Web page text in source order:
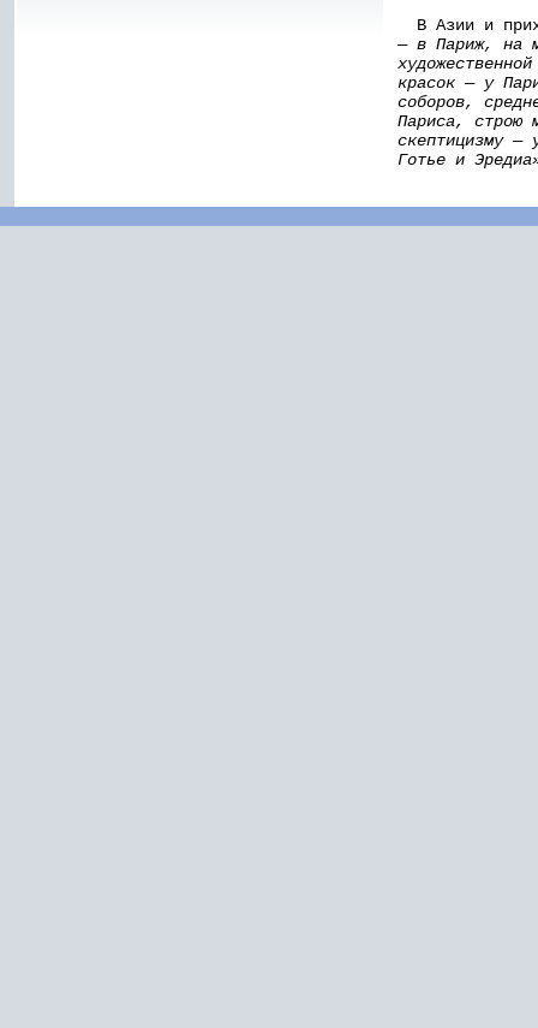
В Азии и
— в Париж, на
красок — у
соборов,
Париса, строю
скептицизму —
Готье и